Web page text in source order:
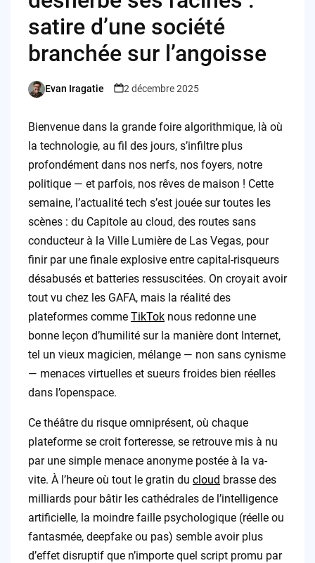
satire d’une société
branchée sur l’angoisse
Posted
Evan Iragatie 2 décembre 2025
Bienvenue dans la grande foire algorithmique, là où
la technologie, au fil des jours, s’infiltre plus
profondément dans nos nerfs, nos foyers, notre
politique — et parfois, nos rêves de maison ! Cette
semaine, l’actualité tech s’est jouée sur toutes les
scènes : du Capitole au cloud, des routes sans
conducteur à la Ville Lumière de Las Vegas, pour
finir par une finale explosive entre capital-risqueurs
désabusés et batteries ressuscitées. On croyait avoir
tout vu chez les GAFA, mais la réalité des
plateformes comme TikToknous redonne une
bonne leçon d’humilité sur la manière dont Internet,
tel un vieux magicien, mélange — non sans cynisme
— menaces virtuelles et sueurs froides bien réelles
dans l’openspace.
Ce théâtre du risque omniprésent, où chaque
plateforme se croit forteresse, se retrouve mis à nu
par une simple menace anonyme postée à la va-
vite. À l’heure où tout le gratin du cloud brasse des
milliards pour bâtir les cathédrales de l’intelligence
artificielle, la moindre faille psychologique (réelle ou
fantasmée, deepfake ou pas) semble avoir plus
d’effet disruptif que n’importe quel script promu par